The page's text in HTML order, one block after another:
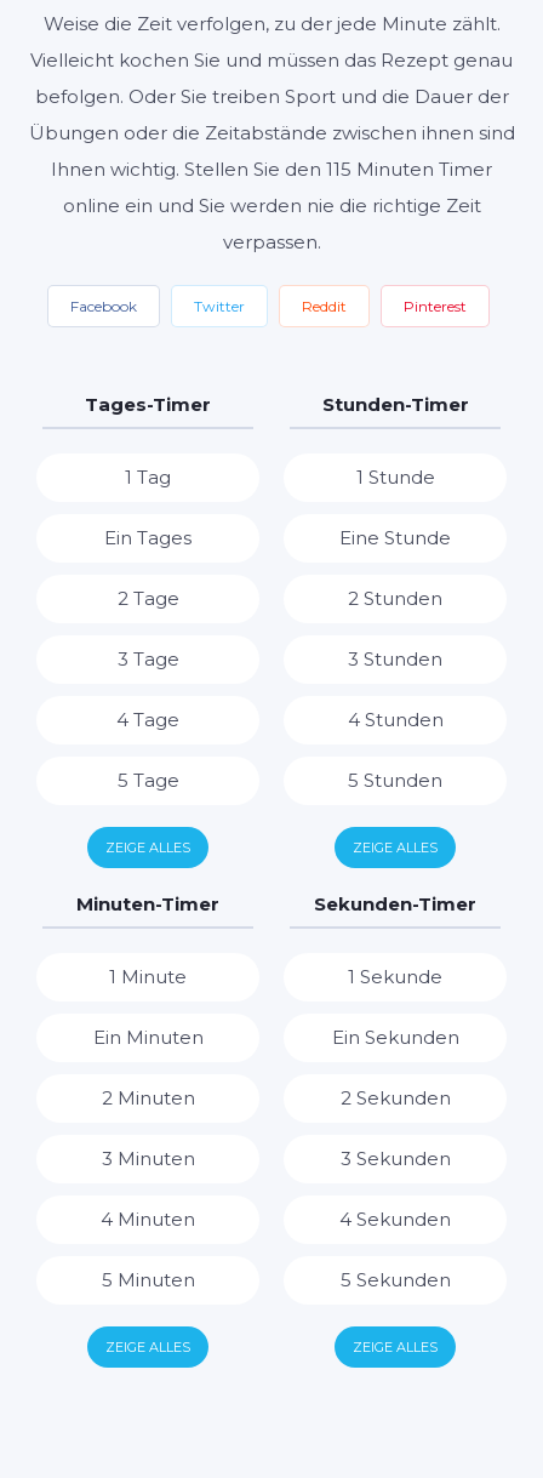
Weise die Zeit verfolgen, zu der jede Minute zählt.
Vielleicht kochen Sie und müssen das Rezept genau
befolgen. Oder Sie treiben Sport und die Dauer der
Übungen oder die Zeitabstände zwischen ihnen sind
Ihnen wichtig. Stellen Sie den 115 Minuten Timer
online ein und Sie werden nie die richtige Zeit
verpassen.
Facebook Twitter Reddit Pinterest
Tages-Timer
1 Tag
Ein Tages
2 Tage
3 Tage
4 Tage
5 Tage
6 Tage
7 Tage
ZEIGE ALLES
Stunden-Timer
1 Stunde
Eine Stunde
2 Stunden
3 Stunden
4 Stunden
5 Stunden
6 Stunden
7 Stunden
14 Stunden
ZEIGE ALLES
Minuten-Timer
1 Minute
Ein Minuten
2 Minuten
3 Minuten
4 Minuten
5 Minuten
6 Minuten
ZEIGE ALLES
Sekunden-Timer
1 Sekunde
Ein Sekunden
2 Sekunden
3 Sekunden
4 Sekunden
5 Sekunden
6 Sekunden
ZEIGE ALLES
Einstellungen